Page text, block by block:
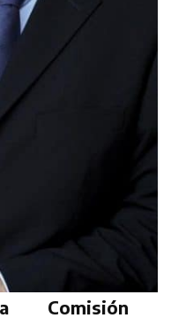
Comisión